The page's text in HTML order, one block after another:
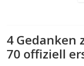
4 Gedanken
70 offiziell